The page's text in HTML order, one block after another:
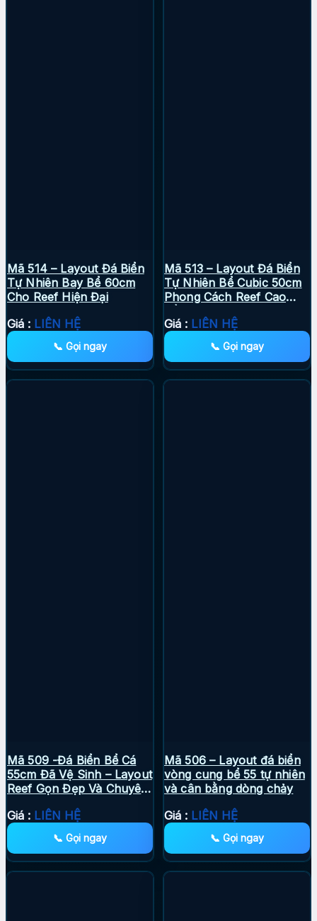
Mã 514 – Layout Đá Biển
Tự Nhiên Bay Bể 60cm
Cho Reef Hiện Đại
Giá : LIÊN HỆ
📞 Gọi ngay
Mã 513 – Layout Đá Biển
Tự Nhiên Bể Cubic 50cm
Phong Cách Reef Cao
Giá : LIÊN HỆ
📞 Gọi ngay
Mã 509 -Đá Biển Bể Cá
55cm Đã Vệ Sinh – Layout
Reef Gọn Đẹp Và Chuyên
Giá : LIÊN HỆ
📞 Gọi ngay
Mã 506 – Layout đá biển
vòng cung bể 55 tự nhiên
và cân bằng dòng chảy
Giá : LIÊN HỆ
📞 Gọi ngay